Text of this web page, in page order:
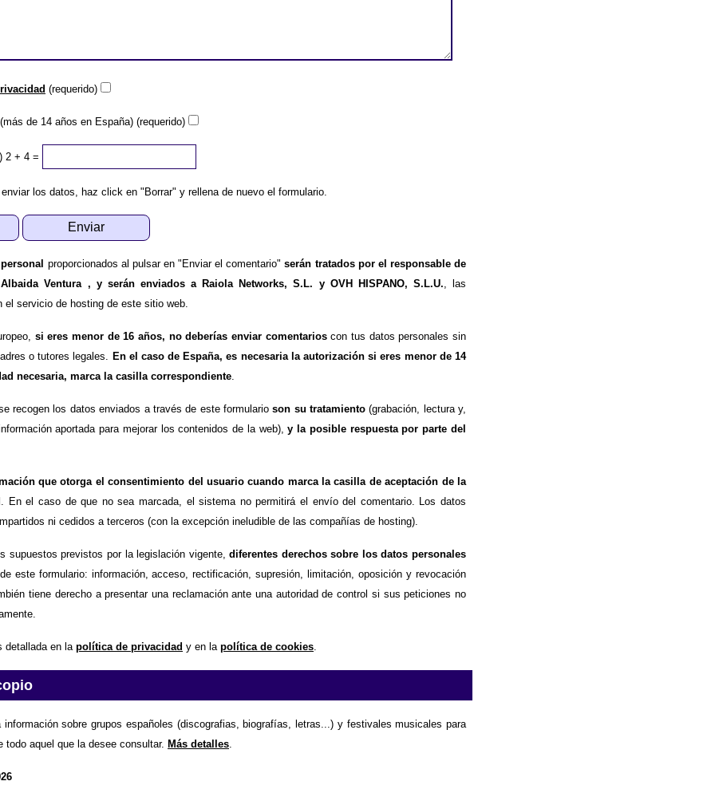
(requerido)
de 14 años en España) (requerido)
2 + 4 =
los datos, haz click en "Borrar" y rellena de nuevo el formulario.
proporcionados al pulsar en "Enviar el comentario"serán tratados por el responsable de
Ventura , y serán enviados a Raiola Networks, S.L. y OVH HISPANO, S.L.U. , las
el servicio de hosting de este sitio web.
si eres menor de 16 años, no deberías enviar comentarioscon tus datos personales sin
o tutores legales.
En el caso de España, es necesaria la autorización si eres menor de 14
necesaria, marca la casilla correspondiente
recogen los datos enviados a través de este formularioson su tratamiento(grabación, lectura y,
aportada para mejorar los contenidos de la web),y la posible respuesta por parte del
que otorga el consentimiento del usuario cuando marca la casilla de aceptación de la
. En el caso de que no sea marcada, el sistema no permitirá el envío del comentario. Los datos
ni cedidos a terceros (con la excepción ineludible de las compañías de hosting).
supuestos previstos por la legislación vigente,diferentes derechos sobre los datos personales
este formulario: información, acceso, rectificación, supresión, limitación, oposición y revocación
tiene derecho a presentar una reclamación ante una autoridad de control si sus peticiones no
detallada en la política de privacidad y en la política de cookies
información sobre grupos españoles (discografias, biografías, letras...) y festivales musicales para
todo aquel que la desee consultar. Más detalles.